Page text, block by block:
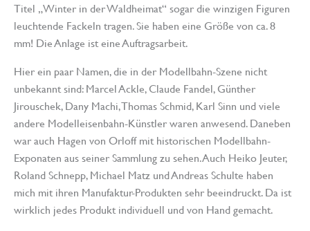
Titel „Winter in der Waldheimat“ sogar die winzigen Figuren
leuchtende Fackeln tragen. Sie haben eine Größe von ca. 8
mm! Die Anlage ist eine Auftragsarbeit.
Hier ein paar Namen, die in der Modellbahn-Szene nicht
unbekannt sind: Marcel Ackle, Claude Fandel, Günther
Jirouschek, Dany Machi, Thomas Schmid, Karl Sinn und viele
andere Modelleisenbahn-Künstler waren anwesend. Daneben
war auch Hagen von Orloff mit historischen Modellbahn-
Exponaten aus seiner Sammlung zu sehen. Auch Heiko Jeuter,
Roland Schnepp, Michael Matz und Andreas Schulte haben
mich mit ihren Manufaktur-Produkten sehr beeindruckt. Da ist
wirklich jedes Produkt individuell und von Hand gemacht.